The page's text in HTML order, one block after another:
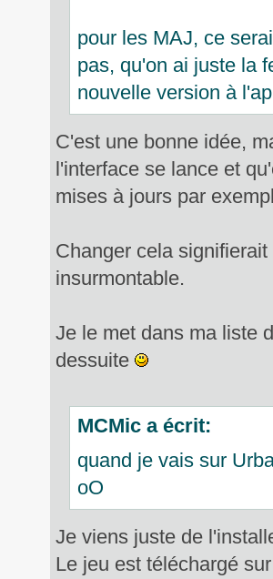
pour les MAJ, ce
pas, qu'on ai juste la
nouvelle version à
C'est une bonne idée,
l'interface se lance et
mises à jours par
Changer cela
insurmontable.
Je le met dans ma liste
dessuite
MCMic a écrit:
quand je vais sur
oO
Je viens juste de
Le jeu est téléchargé